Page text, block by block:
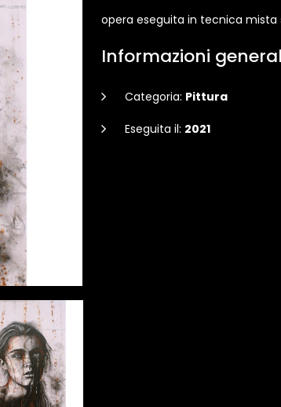
opera eseguita in tecnica
Informazioni
Categoria: Pittura
Eseguita il: 2021